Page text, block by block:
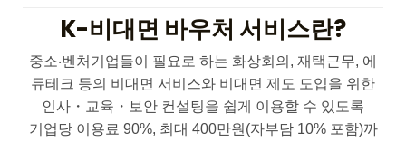
K-비대면 바우처 서비스란?
중소‧벤처기업들이 필요로 하는 화상회의, 재택근무, 에
듀테크 등의 비대면 서비스와 비대면 제도 도입을 위한
인사・교육・보안 컨설팅을 쉽게 이용할 수 있도록
기업당 이용료 90%, 최대 400만원(자부담 10% 포함)까